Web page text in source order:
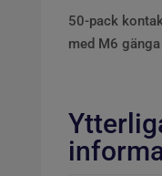
50-pack
med M6 gänga